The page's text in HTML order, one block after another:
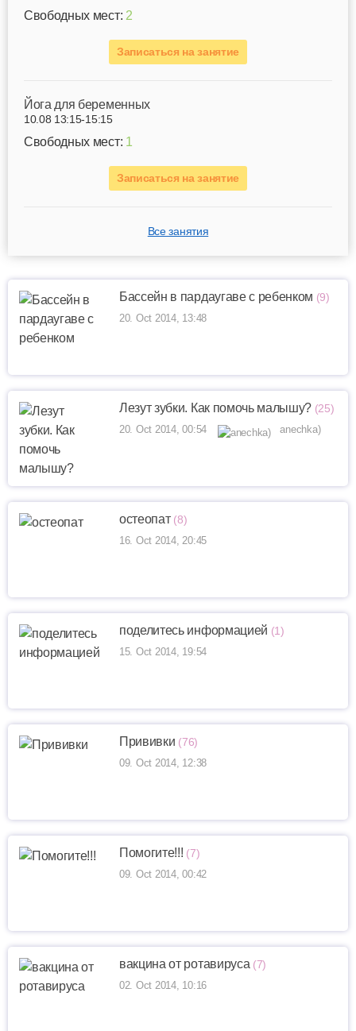
Свободных мест: 2
Записаться на занятие
Йога для беременных
10.08 13:15-15:15
Свободных мест: 1
Записаться на занятие
Все занятия
Бассейн в пардаугаве с ребенком (9)
20. Oct 2014, 13:48
Лезут зубки. Как помочь малышу? (25)
20. Oct 2014, 00:54 anechka)
остеопат (8)
16. Oct 2014, 20:45
поделитесь информацией (1)
15. Oct 2014, 19:54
Прививки (76)
09. Oct 2014, 12:38
Помогите!!! (7)
09. Oct 2014, 00:42
вакцина от ротавируса (7)
02. Oct 2014, 10:16